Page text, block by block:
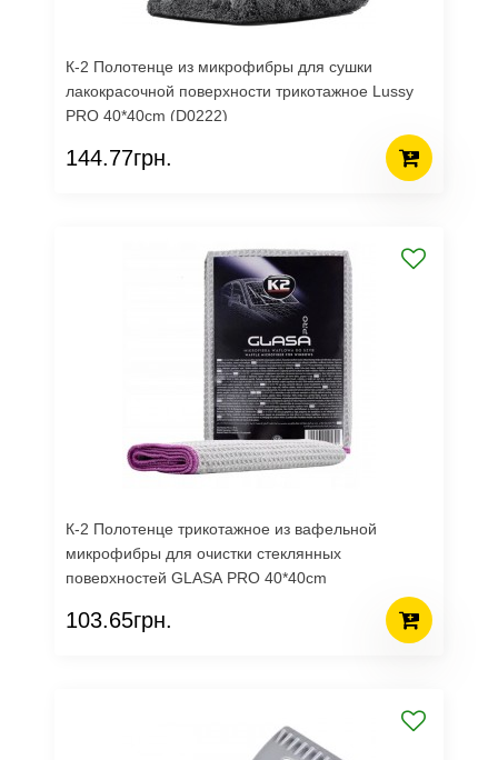
К-2 Полотенце из микрофибры для сушки
лакокрасочной поверхности трикотажное Lussy
PRO 40*40cm (D0222)
144.77грн.
К-2 Полотенце трикотажное из вафельной
микрофибры для очистки стеклянных
поверхностей GLASA PRO 40*40cm
103.65грн.